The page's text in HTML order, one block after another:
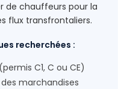
de chauffeurs pour la
flux transfrontaliers.
recherchées :
C1, C ou CE)
marchandises